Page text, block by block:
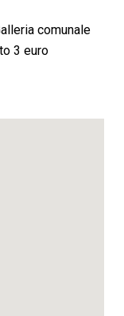
comunale
3 euro